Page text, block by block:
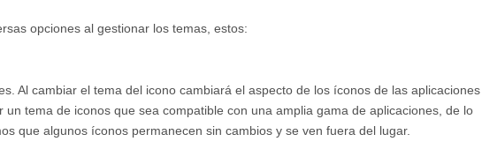
opciones al gestionar los temas, estos:
Al cambiar el tema del icono cambiará el aspecto de los íconos de las aplicaciones
un tema de iconos que sea compatible con una amplia gama de aplicaciones, de lo
que algunos íconos permanecen sin cambios y se ven fuera del lugar.